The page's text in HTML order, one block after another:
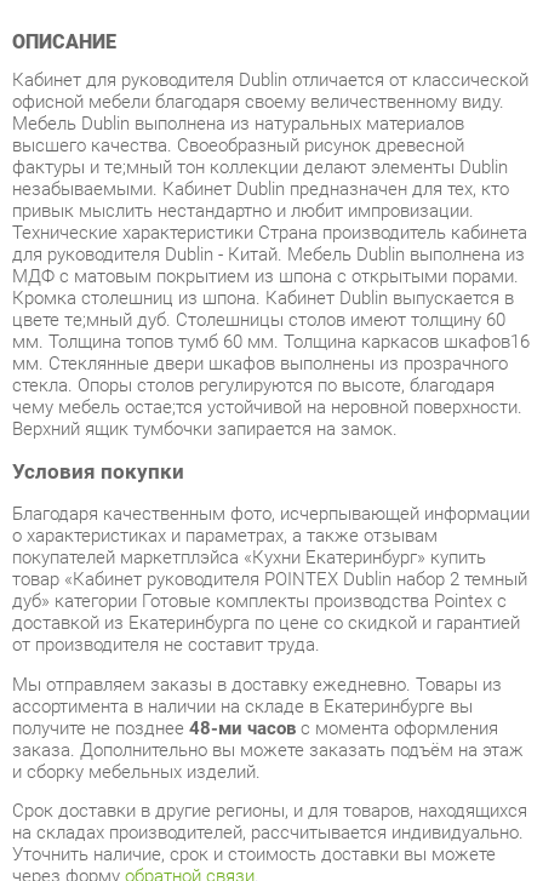
офисной мебели благодаря своему величественному виду.
Мебель Dublin выполнена из натуральных материалов
высшего качества. Своеобразный рисунок древесной
фактуры и тe;мный тон коллекции делают элементы Dublin
незабываемыми. Кабинет Dublin предназначен для тех, кто
привык мыслить нестандартно и любит импровизации.
Технические характеристики Страна производитель кабинета
для руководителя Dublin - Китай. Мебель Dublin выполнена из
МДФ с матовым покрытием из шпона с открытыми порами.
Кромка столешниц из шпона. Кабинет Dublin выпускается в
цвете тe;мный дуб. Столешницы столов имеют толщину 60
мм. Толщина топов тумб 60 мм. Толщина каркасов шкафов16
мм. Стеклянные двери шкафов выполнены из прозрачного
стекла. Опоры столов регулируются по высоте, благодаря
чему мебель остаe;тся устойчивой на неровной поверхности.
Верхний ящик тумбочки запирается на замок.
Условия покупки
Благодаря качественным фото, исчерпывающей информации
покупателей маркетплэйса «Кухни Екатеринбург» купить
дуб» категории Готовые комплекты производства Pointex с
доставкой из Екатеринбурга по цене со скидкой и гарантией
от производителя не составит труда.
Мы отправляем заказы в доставку ежедневно. Товары из
ассортимента в наличии на складе в Екатеринбурге вы
получите не позднее48-ми часовс момента оформления
заказа. Дополнительно вы можете заказать подъём на этаж
и сборку мебельных изделий.
Срок доставки в другие регионы, и для товаров, находящихся
на складах производителей, рассчитывается индивидуально.
Уточнить наличие, срок и стоимость доставки вы можете
через формуобратной связи.
В любой момент до передачи заказа в доставку, а также в
течение 7-ми дней после получения заказа вы можете
изменить выборили принять решение об отказе от покупки.